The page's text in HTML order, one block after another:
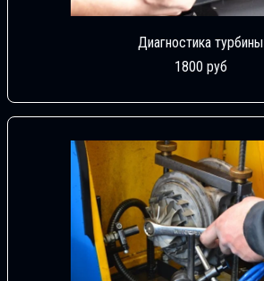
Диагностика турбины
1800 руб